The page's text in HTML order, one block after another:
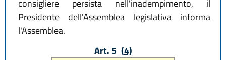
consigliere persista nell'inadempimento, il
Presidente dell'Assemblea legislativa informa
l'Assemblea.
Art. 5 (4)